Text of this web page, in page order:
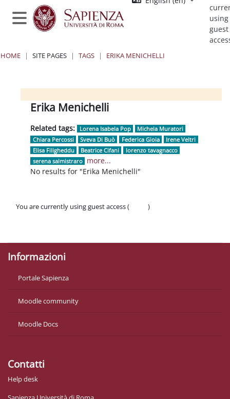
Skip to main content
Side panel
using
guest
HOME SITE PAGES TAGS ERIKA MENICHELLI
Blocks
Blocks
Blocks
BlocksErika Menichelli
Related tags: Lorena Isabela Pop
Michela Muratori
Chiara Percossi
Sveva Di Buò Federica Gioia
Irene Veltri
Elisa Filigheddu
Beatrice Cifani
lorenzo tavagnacco
serena salmistraro
more...
No results for "Erika Menichelli"
You are currently using guest access (
)
Informazioni
Portale Sapienza
Moodle community
Moodle Docs
Contatti
Help desk